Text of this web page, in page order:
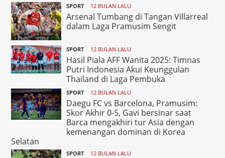
SPORT 12 BULAN LALU
Arsenal Tumbang di Tangan Villarreal
dalam Laga Pramusim Sengit
SPORT 12 BULAN LALU
Hasil Piala AFF Wanita 2025: Timnas
Putri Indonesia Akui Keunggulan
Thailand di Laga Pembuka
SPORT 12 BULAN LALU
Daegu FC vs Barcelona, Pramusim:
Skor Akhir 0-5, Gavi bersinar saat
Barca mengakhiri tur Asia dengan
kemenangan dominan di Korea
Selatan
SPORT 12 BULAN LALU